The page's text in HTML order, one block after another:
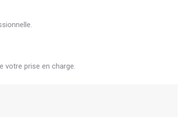
votre prise en charge.